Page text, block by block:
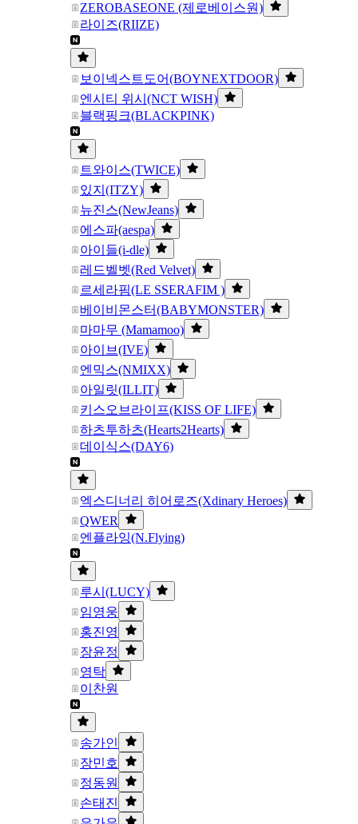
ZEROBASEONE (제로베이스원)
라이즈(RIIZE)
보이넥스트도어(BOYNEXTDOOR)
엔시티 위시(NCT WISH)
블랙핑크(BLACKPINK)
트와이스(TWICE)
있지(ITZY)
뉴진스(NewJeans)
에스파(aespa)
아이들(i-dle)
레드벨벳(Red Velvet)
르세라핌(LE SSERAFIM )
베이비몬스터(BABYMONSTER)
마마무 (Mamamoo)
아이브(IVE)
엔믹스(NMIXX)
아일릿(ILLIT)
키스오브라이프(KISS OF LIFE)
하츠투하츠(Hearts2Hearts)
데이식스(DAY6)
엑스디너리 히어로즈(Xdinary Heroes)
QWER
엔플라잉(N.Flying)
루시(LUCY)
임영웅
홍진영
장윤정
영탁
이찬원
송가인
장민호
정동원
손태진